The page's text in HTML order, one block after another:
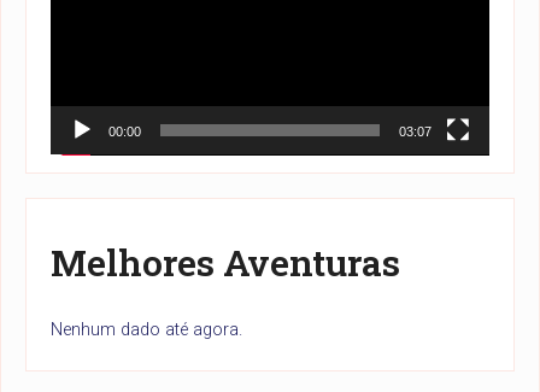
00:00 03:07
Melhores Aventuras
Nenhum dado até agora.